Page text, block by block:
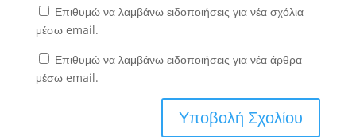
Επιθυμώ να λαμβάνω ειδοποιήσεις για νέα σχόλια
μέσω email.
Επιθυμώ να λαμβάνω ειδοποιήσεις για νέα άρθρα
μέσω email.